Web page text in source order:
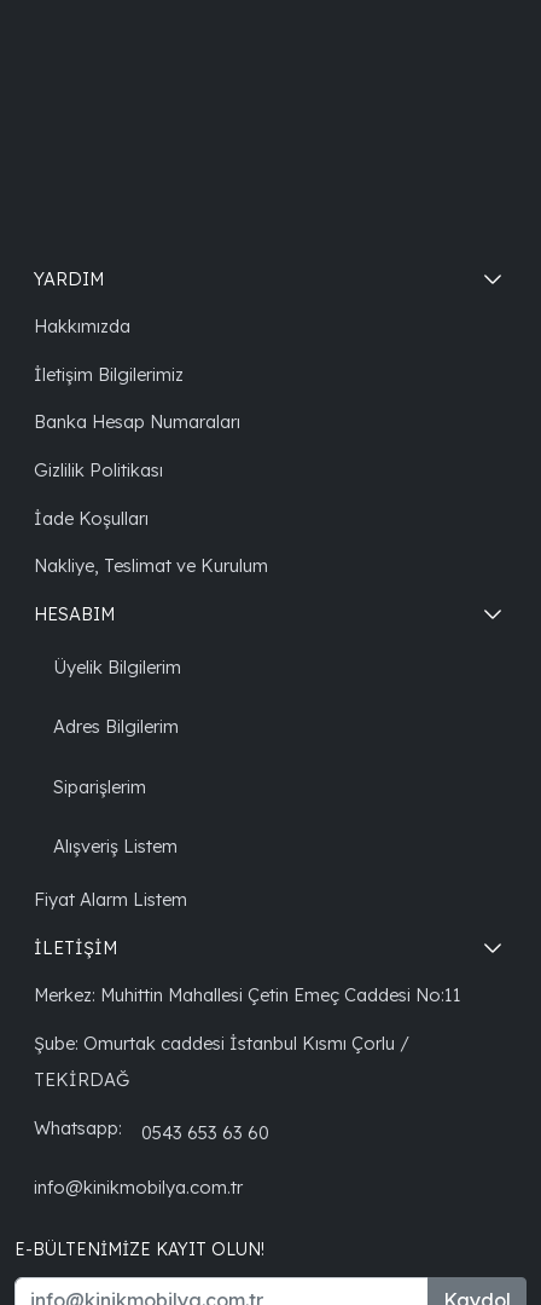
YARDIM
Hakkımızda
İletişim Bilgilerimiz
Banka Hesap Numaraları
Gizlilik Politikası
İade Koşulları
Nakliye, Teslimat ve Kurulum
HESABIM
Üyelik Bilgilerim
Adres Bilgilerim
Siparişlerim
Alışveriş Listem
Fiyat Alarm Listem
İLETİŞİM
Merkez: Muhittin Mahallesi Çetin Emeç Caddesi No:11
Şube: Omurtak caddesi İstanbul Kısmı Çorlu /
TEKİRDAĞ
Whatsapp: 0543 653 63 60
info@kinikmobilya.com.tr
E-BÜLTENIMIZE KAYIT OLUN!
Kaydol